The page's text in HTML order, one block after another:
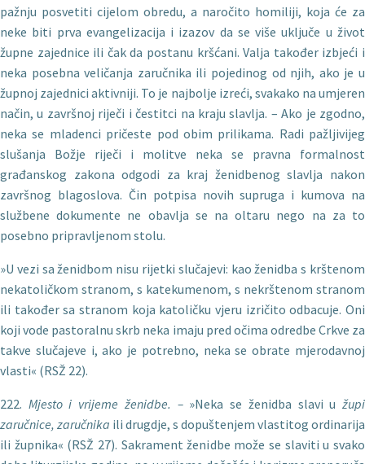
pažnju posvetiti cijelom obredu, a naročito homiliji, koja će za
neke biti prva evangelizacija i izazov da se više uključe u život
župne zajednice ili čak da postanu kršćani. Valja također izbjeći i
neka posebna veličanja zaručnika ili pojedinog od njih, ako je u
župnoj zajednici aktivniji. To je najbolje izreći, svaka­ko na umjeren
način, u završnoj riječi i čestitci na kraju slavlja. – Ako je zgodno,
neka se mladenci pričeste pod obim prilikama. Radi pažljivijeg
slušanja Božje riječi i molitve neka se pravna formalnost
građanskog zakona odgodi za kraj ženidbenog slavlja nakon
završnog blagoslova. Čin potpisa novih supruga i kumova na
službene dokumente ne obavlja se na oltaru nego na za to
posebno pripravljenom stolu.
»U vezi sa ženidbom nisu rijetki slučajevi: kao ženidba s krštenom
nekatoličkom stranom, s katekumenom, s nekrštenom stranom
ili također sa stranom koja katoličku vjeru izričito odbacuje. Oni
koji vode pastoralnu skrb neka imaju pred očima odredbe Crkve za
takve slučajeve i, ako je potrebno, neka se obrate mjerodavnoj
vlasti« (RSŽ 22).
222. Mjesto i vrijeme ženidbe. – »Neka se ženidba slavi užupi
zaručnice, zaručnika ili drugdje, s dopuštenjem vlastitog ordinarija
ili župnika« (RSŽ 27). Sakrament ženidbe može se slaviti u svako